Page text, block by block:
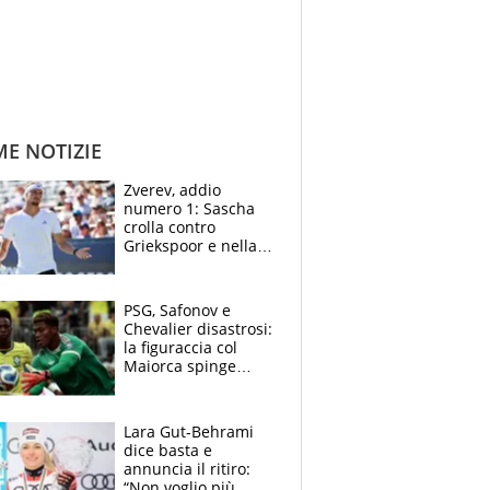
NOTIZIE
Zverev, addio
numero 1: Sascha
crolla contro
Griekspoor e nella
terzo. Quanti malori
a Montreal
PSG, Safonov e
Chevalier disastrosi:
la figuraccia col
Maiorca spinge
rischio beffa
Lara Gut-Behrami
dice basta e
annuncia il ritiro: